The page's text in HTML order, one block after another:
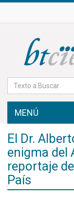
MENÚ
El Dr.
enigma del
reportaje
País